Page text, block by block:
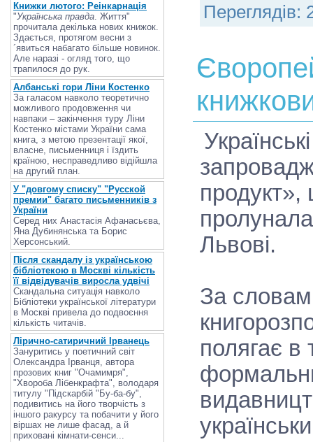
Книжки лютого: Реінкарнація
"Українська правда. Життя"
прочитала декілька нових книжок.
Здається, протягом весни з
´явиться набагато більше новинок.
Але наразі - огляд того, що
трапилося до рук.
Албанські гори Ліни Костенко
За галасом навколо теоретично
можливого продовження чи
навпаки – закінчення туру Ліни
Костенко містами України сама
книга, з метою презентації якої,
власне, письменниця і їздить
країною, несправедливо відійшла
на другий план.
У "довгому списку" "Русской
премии" багато письменників з
України
Серед них Анастасія Афанасьєва,
Яна Дубинянська та Борис
Херсонський.
Після скандалу із українською
бібліотекою в Москві кількість
її відвідувачів виросла удвічі
Скандальна ситуація навколо
Бібліотеки української літератури
в Москві привела до подвоєння
кількість читачів.
Лірично-сатиричний Ірванець
Зануритись у поетичний світ
Олександра Ірванця, автора
прозових книг "Очамимря",
"Хвороба Лібенкрафта", володаря
титулу "Підскарбій "Бу-ба-бу",
подивитись на його творчість з
іншого ракурсу та побачити у його
віршах не лише фасад, а й
приховані кімнати-сенси...
Переглядів:
Львові.
За
полягає в